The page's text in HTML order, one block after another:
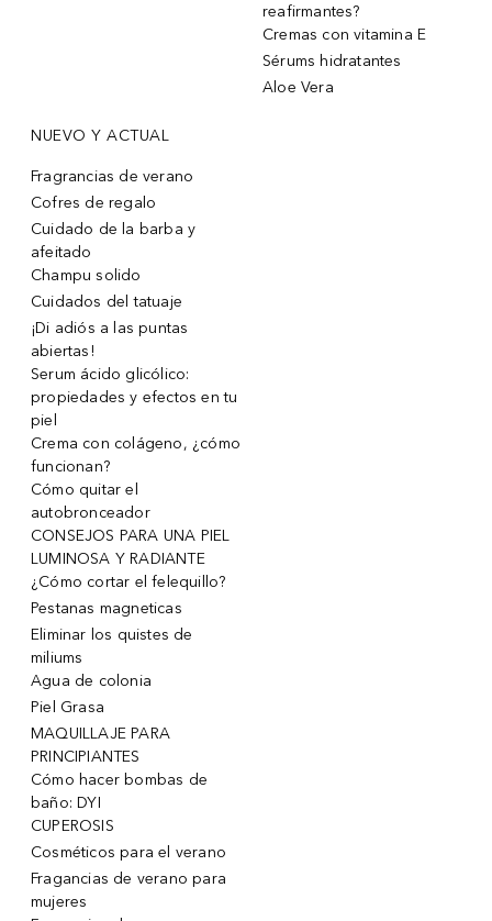
reafirmantes?
Cremas con vitamina E
Sérums hidratantes
Aloe Vera
NUEVO Y ACTUAL
Fragrancias de verano
Cofres de regalo
Cuidado de la barba y
afeitado
Champu solido
Cuidados del tatuaje
¡Di adiós a las puntas
abiertas!
Serum ácido glicólico:
propiedades y efectos en tu
piel
Crema con colágeno, ¿cómo
funcionan?
Cómo quitar el
autobronceador
CONSEJOS PARA UNA PIEL
LUMINOSA Y RADIANTE
¿Cómo cortar el felequillo?
Pestanas magneticas
Eliminar los quistes de
miliums
Agua de colonia
Piel Grasa
MAQUILLAJE PARA
PRINCIPIANTES
Cómo hacer bombas de
baño: DYI
CUPEROSIS
Cosméticos para el verano
Fragancias de verano para
mujeres